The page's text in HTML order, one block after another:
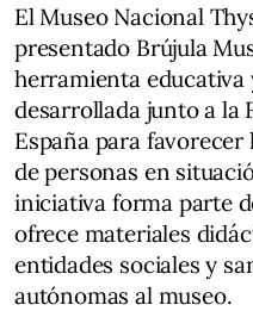
El Museo Nacional
presentado Brújula
herramienta educativa
desarrollada junto a la
España para
de personas en
iniciativa forma parte
ofrece materiales
entidades sociales y
autónomas al museo.